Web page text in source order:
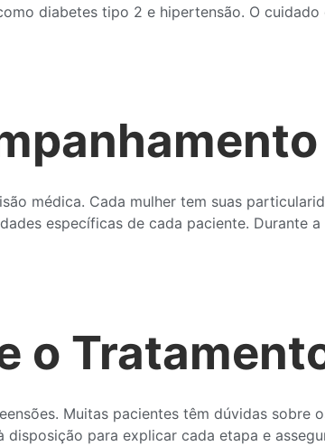
diabetes tipo 2 e hipertensão. O
médica. Cada mulher tem suas
específicas de cada paciente. Durante
o
Muitas pacientes têm dúvidas sobre
para explicar cada etapa e